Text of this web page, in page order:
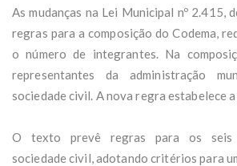
As mudanças na Lei Municipal nº 2.415,
regras para a composição do Codema,
o número de integrantes. Na
representantes da administração
sociedade civil. A nova regra estabelece a
O texto prevê regras para os seis
sociedade civil, adotando critérios para